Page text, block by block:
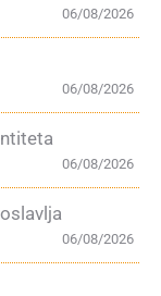
06/08/2026
06/08/2026
06/08/2026
06/08/2026